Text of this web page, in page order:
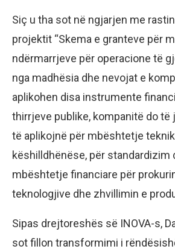
Siç u tha sot në ngjarjen me
projektit “Skema e granteve për
ndërmarrjeve për operacione të
nga madhësia dhe nevojat e
aplikohen disa instrumente
thirrjeve publike, kompanitë do të
të aplikojnë për mbështetje
këshilldhënëse, për standardizim
mbështetje financiare për
teknologjive dhe zhvillimin e
Sipas drejtoreshës së INOVA-s,
sot fillon transformimi i